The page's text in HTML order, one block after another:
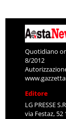
Quotidiano
8/2012
Editore
LG PRESSE
via Festaz, 52